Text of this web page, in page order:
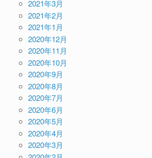
2021年3月
2021年2月
2021年1月
2020年12月
2020年11月
2020年10月
2020年9月
2020年8月
2020年7月
2020年6月
2020年5月
2020年4月
2020年3月